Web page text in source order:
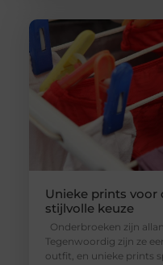
Unieke prints voor
stijlvolle keuze
Onderbroeken zijn
Tegenwoordig zijn ze
outfit, en unieke prints